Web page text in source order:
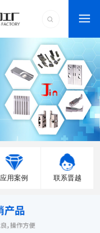
应用案例 联系晋越